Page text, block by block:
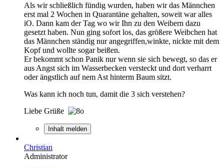
Als wir schließlich fündig wurden, haben wir das Männchen
erst mal 2 Wochen in Quarantäne gehalten, soweit war alles
iO. Dann kam der Tag wo wir Ihn zu den Weibern dazu
gesetzt haben. Nun ging sofort los, das größere Weibchen hat
das Männchen ständig nur angegriffen,winkte, nickte mit dem
Kopf und wollte sogar beißen.
Er bekommt schon Panik nur wenn sie sich bewegt, so das er
aus Angst sich im Wasserbecken versteckt und dort verharrt
oder ängstlich auf nem Ast hinterm Baum sitzt.
Was kann ich noch tun, damit die 3 sich verstehen?
Liebe Grüße
Inhalt melden
Christian
Administrator